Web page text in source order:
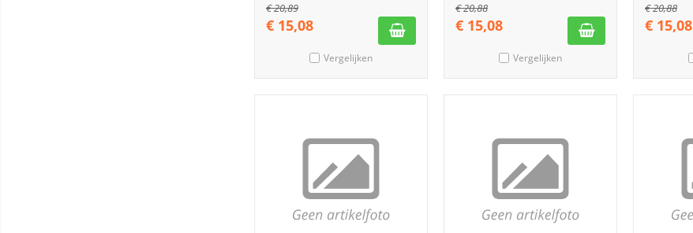
€20,89
€ 15,08
Vergelijken
€20,88
€ 15,08
Vergelijken
€20,88
€ 15,08